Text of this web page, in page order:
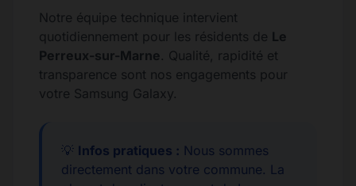
Notre équipe technique intervient
quotidiennement pour les résidents de Le
Perreux-sur-Marne. Qualité, rapidité et
transparence sont nos engagements pour
votre Samsung Galaxy.
💡 Infos pratiques : Nous sommes
directement dans votre commune. La